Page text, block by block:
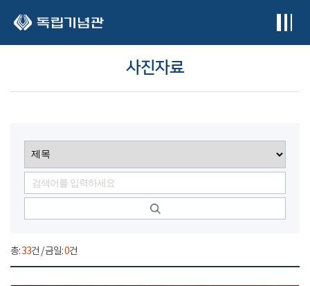
사진자료
총:33건 / 금일:0건